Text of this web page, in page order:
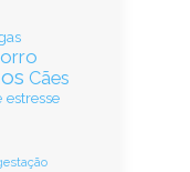
Cães
estresse